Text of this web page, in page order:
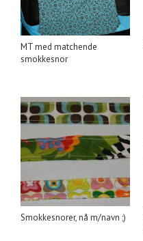
MT med matchende
smokkesnor
Smokkesnorer, nå m/navn ;)